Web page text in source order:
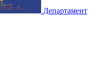
Департамент